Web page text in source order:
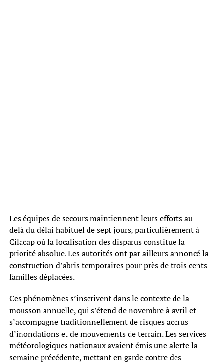
Les équipes de secours maintiennent leurs efforts au-
delà du délai habituel de sept jours, particulièrement à
Cilacap où la localisation des disparus constitue la
priorité absolue. Les autorités ont par ailleurs annoncé la
construction d’abris temporaires pour près de trois cents
familles déplacées.
Ces phénomènes s’inscrivent dans le contexte de la
mousson annuelle, qui s’étend de novembre à avril et
s’accompagne traditionnellement de risques accrus
d’inondations et de mouvements de terrain. Les services
météorologiques nationaux avaient émis une alerte la
semaine précédente, mettant en garde contre des